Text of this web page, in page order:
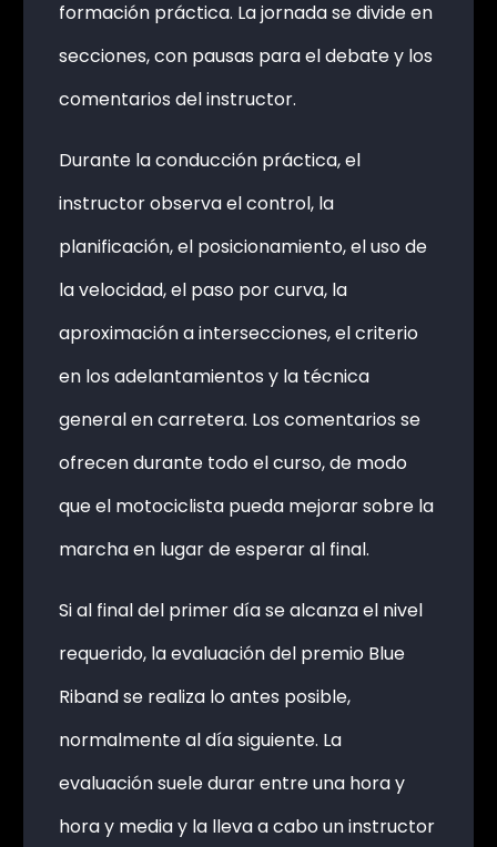
formación práctica. La jornada se divide en
secciones, con pausas para el debate y los
comentarios del instructor.
Durante la conducción práctica, el
instructor observa el control, la
planificación, el posicionamiento, el uso de
la velocidad, el paso por curva, la
aproximación a intersecciones, el criterio
en los adelantamientos y la técnica
general en carretera. Los comentarios se
ofrecen durante todo el curso, de modo
que el motociclista pueda mejorar sobre la
marcha en lugar de esperar al final.
Si al final del primer día se alcanza el nivel
requerido, la evaluación del premio Blue
Riband se realiza lo antes posible,
normalmente al día siguiente. La
evaluación suele durar entre una hora y
hora y media y la lleva a cabo un instructor